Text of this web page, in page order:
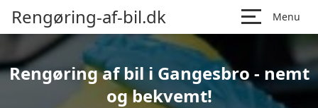
Rengøring-af-bil.dk Menu
Rengøring af bil i Gangesbro - nemt
og bekvemt!